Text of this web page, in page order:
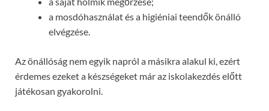
a mosdóhasználat és a higiéniai teendők önálló
elvégzése.
Az önállóság nem egyik napról a másikra alakul ki, ezért
érdemes ezeket a készségeket már az iskolakezdés előtt
játékosan gyakorolni.